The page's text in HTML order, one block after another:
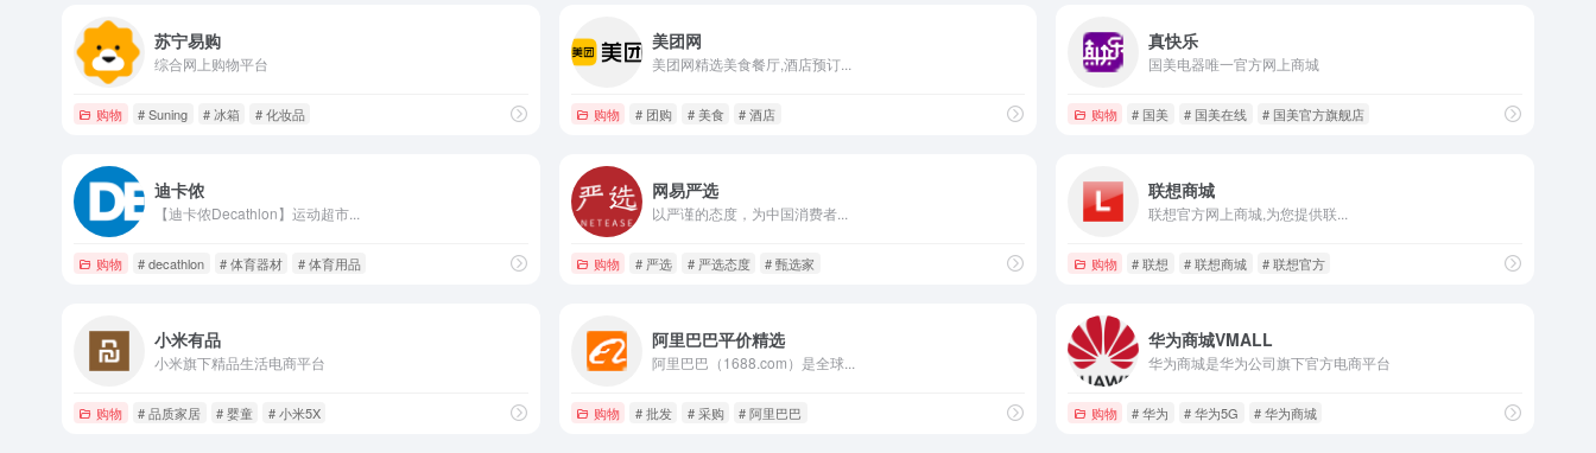
苏宁易购
综合网上购物平台
购物 # Suning # 冰箱 # 化妆品
美团网
美团网精选美食餐厅,酒店预订...
购物 # 团购 # 美食 # 酒店
真快乐
国美电器唯一官方网上商城
购物 # 国美 # 国美在线 # 国美官方旗舰店
迪卡侬
【迪卡侬Decathlon】运动超市...
购物 # decathlon # 体育器材 # 体育用品
网易严选
以严谨的态度，为中国消费者...
购物 # 严选 # 严选态度 # 甄选家
联想商城
联想官方网上商城,为您提供联...
购物 # 联想 # 联想商城 # 联想官方
小米有品
小米旗下精品生活电商平台
购物 # 品质家居 # 婴童 # 小米5X
阿里巴巴平价精选
阿里巴巴（1688.com）是全球...
购物 # 批发 # 采购 # 阿里巴巴
华为商城VMALL
华为商城是华为公司旗下官方电商平台
购物 # 华为 # 华为5G # 华为商城